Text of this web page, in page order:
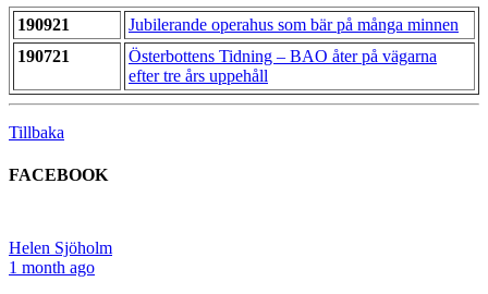
190921
Jubilerande operahus som bär på många minnen
190721
Österbottens Tidning – BAO åter på vägarna
efter tre års uppehåll
Tillbaka
FACEBOOK
Helen Sjöholm
1 month ago